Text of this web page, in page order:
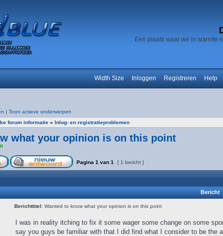
Een plaats waar we in warmte
Width Size Inloggen Registreren Help
| Toon actieve onderwerpen
forum informatie» Inlog- en registratieproblemen
what your opinion is on this point
Pagina 1 van 1 [ 1 bericht ]
Bericht
Berichttitel:Wanted to know what your opinion is on this point
I was in reality itching to fix it some wager some change on some
say you guys be familiar with that I did find what I consider to be the